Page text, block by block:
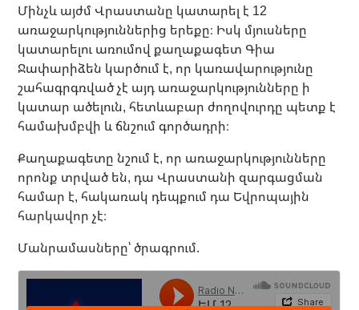
Մինչև այժմ Վրաստանը կատարել է 12
առաջարկություններից երեքը։ Իսկ մյուսները
կատարելու առումով քաղաքագետ Գիա
Ջափարիձեն կարծում է, որ կառավարությունը
շահագրգռված չէ այդ առաջարկությունները ի
կատար ածելուն, հետևաբար ժողովուրդը պետք է
համախմբվի և ճնշում գործադրի։
Քաղաքագետը նշում է, որ առաջարկությունները
որոնք տրված են, դա Վրաստանի զարգացման
համար է, հակառակ դեպքում դա Եվրոպային
հարկավոր չէ։
Մանրամասները՝ ծրագրում.